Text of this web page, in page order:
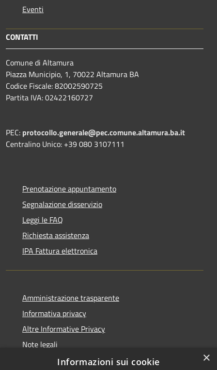
Eventi
CONTATTI
Comune di Altamura
Piazza Municipio, 1, 70022 Altamura BA
Codice Fiscale: 82002590725
Partita IVA: 02422160727
PEC: protocollo.generale@pec.comune.altamura.ba.it
Centralino Unico: +39 080 3107111
Prenotazione appuntamento
Segnalazione disservizio
Leggi le FAQ
Richiesta assistenza
IPA Fattura elettronica
Amministrazione trasparente
Informativa privacy
Altre Informative Privacy
Note legali
Dichiarazione di accessibilità
×
Informazioni sui cookie